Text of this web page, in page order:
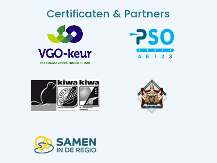
Certificaten & Partners